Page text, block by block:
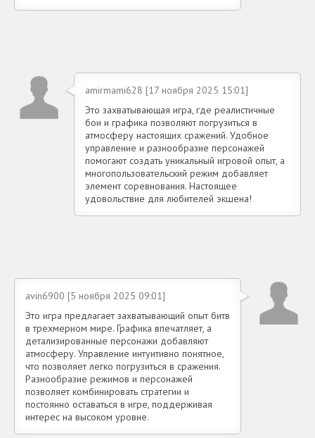
amirmami628 [17 ноября 2025 15:01]
Это захватывающая игра, где реалистичные
бои и графика позволяют погрузиться в
атмосферу настоящих сражений. Удобное
управление и разнообразие персонажей
помогают создать уникальный игровой опыт, а
многопользовательский режим добавляет
элемент соревнования. Настоящее
удовольствие для любителей экшена!
avin6900 [5 ноября 2025 09:01]
Это игра предлагает захватывающий опыт битв
в трехмерном мире. Графика впечатляет, а
детализированные персонажи добавляют
атмосферу. Управление интуитивно понятное,
что позволяет легко погрузиться в сражения.
Разнообразие режимов и персонажей
позволяет комбинировать стратегии и
постоянно оставаться в игре, поддерживая
интерес на высоком уровне.